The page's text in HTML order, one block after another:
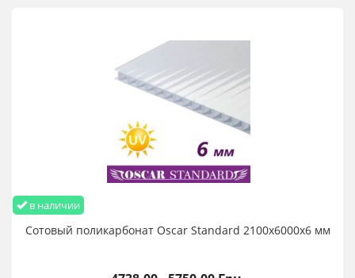
в наличии
Сотовый поликарбонат Oscar Standard 2100х6000х6 мм